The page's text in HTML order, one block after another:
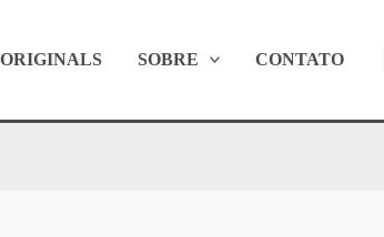
SOBRE CONTATO